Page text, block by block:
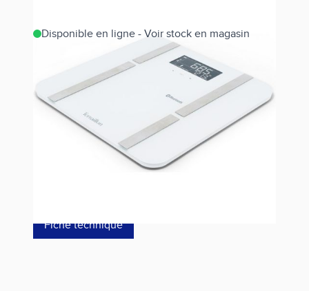
Disponible en ligne - Voir stock en magasin
Estimer les frais de port
Référence X-LINE CONNECT-15403
59,00 €
Fiche technique